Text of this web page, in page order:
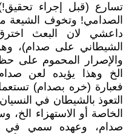
تسارع (قبل إجراء
الصدامي! وتخوف الشيعة
داعشي لان البعث
الشيطاني على صدام)،
والإصرار المحموم على
الخ وهذا يؤيده لعن
فعبارة (خره بصدام)
التعوذ بالشيطان في
الخاصة أو الاستهزاء
صدام، وعهده سمي في